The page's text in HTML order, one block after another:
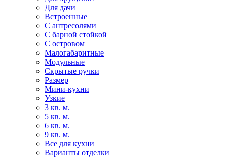
Для дачи
Встроенные
С антресолями
С барной стойкой
С островом
Малогабаритные
Модульные
Скрытые ручки
Размер
Мини-кухни
Узкие
3 кв. м.
5 кв. м.
6 кв. м.
9 кв. м.
Все для кухни
Варианты отделки